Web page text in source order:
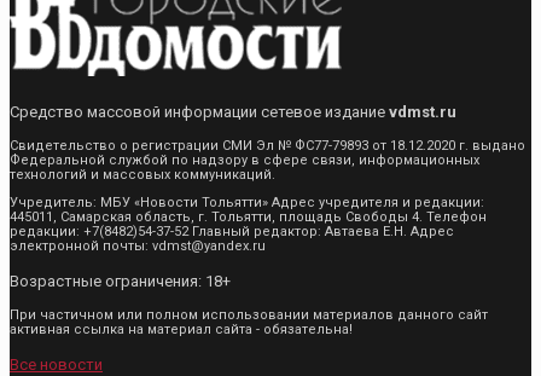
Средство массовой информации сетевое издание vdmst.ru
Свидетельство о регистрации СМИ Эл № ФС77-79893 от 18.12.2020 г. выдано
Федеральной службой по надзору в сфере связи, информационных
технологий и массовых коммуникаций.
Учредитель: МБУ «Новости Тольятти» Адрес учредителя и редакции:
445011, Самарская область, г. Тольятти, площадь Свободы 4. Телефон
редакции: +7(8482)54-37-52 Главный редактор: Автаева Е.Н. Адрес
электронной почты: vdmst@yandex.ru
Возрастные ограничения: 18+
При частичном или полном использовании материалов данного сайт
активная ссылка на материал сайта - обязательна!
Все новости